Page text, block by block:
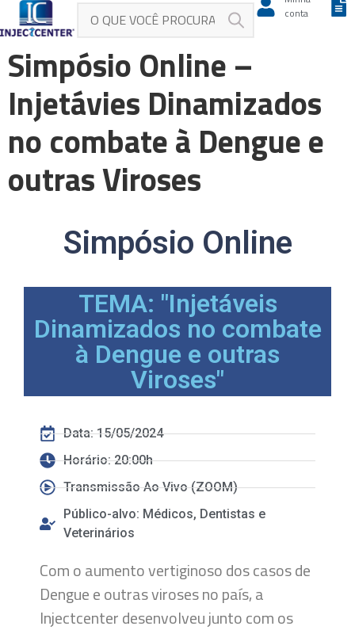
conta
Simpósio Online –
Injetávies Dinamizados
no combate à Dengue e
outras Viroses
Simpósio Online
TEMA: "Injetáveis
Dinamizados no combate
à Dengue e outras
Viroses"
Data: 15/05/2024
Horário: 20:00h
Transmissão Ao Vivo (ZOOM)
Público-alvo: Médicos, Dentistas e
Veterinários
Com o aumento vertiginoso dos casos de
Dengue e outras viroses no país, a
Injectcenter desenvolveu junto com os